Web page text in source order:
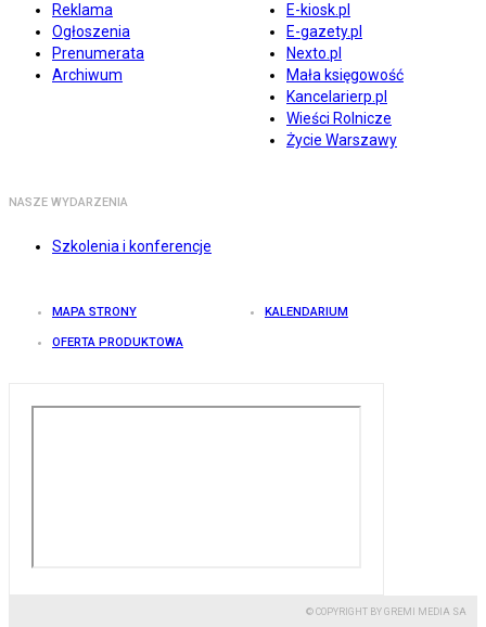
Reklama
Ogłoszenia
Prenumerata
Archiwum
E-kiosk.pl
E-gazety.pl
Nexto.pl
Mała księgowość
Kancelarierp.pl
Wieści Rolnicze
Życie Warszawy
NASZE WYDARZENIA
Szkolenia i konferencje
MAPA STRONY KALENDARIUM
OFERTA PRODUKTOWA
© COPYRIGHT BY GREMI MEDIA SA